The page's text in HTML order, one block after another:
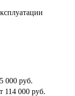
000 руб.
114 000 руб.